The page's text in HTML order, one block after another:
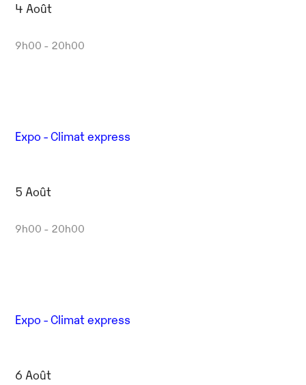
4 Août
9h00 - 20h00
Expo - Climat express
5 Août
9h00 - 20h00
Expo - Climat express
6 Août